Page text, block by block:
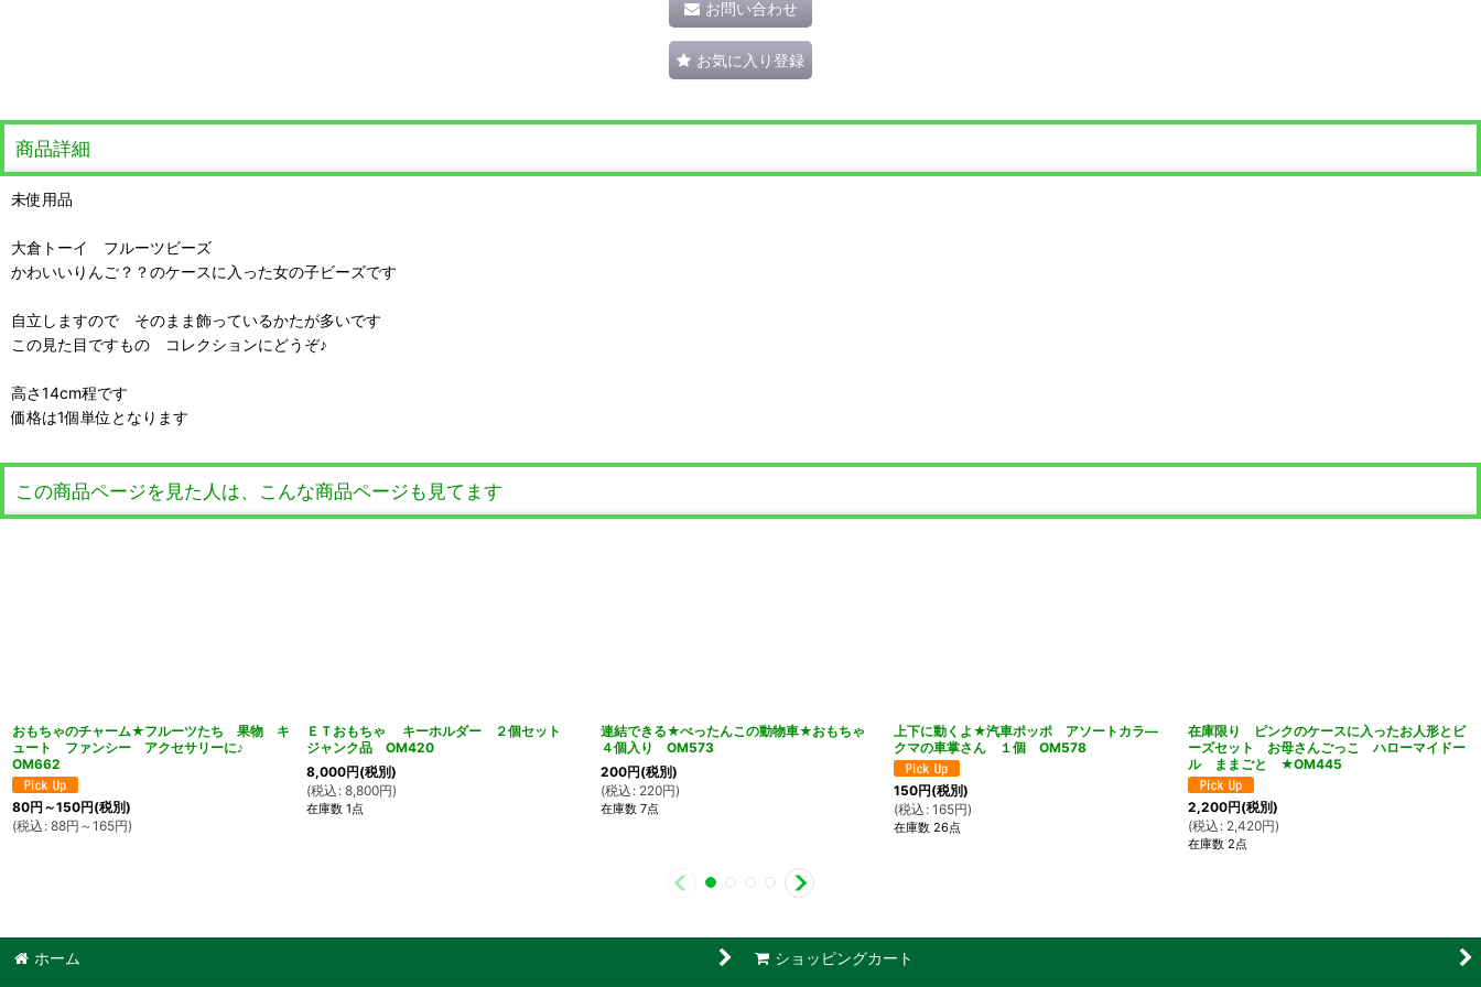
お問い合わせ
お気に入り登録
商品詳細
未使用品
大倉トーイ フルーツビーズ
かわいいりんご？？のケースに入った女の子ビーズです
自立しますので そのまま飾っているかたが多いです
この見た目ですもの コレクションにどうぞ♪
高さ14cm程です
価格は1個単位となります
この商品ページを見た人は、こんな商品ページも見てます
おもちゃのチャーム★フルーツたち 果物 キ
ュート ファンシー アクセサリーに♪
OM662
80円 ～150円(税別)
(税込 : 88円 ～165円)
ＥＴおもちゃ キーホルダー ２個セット
ジャンク品 OM420
8,000円(税別)
(税込 : 8,800円)
在庫数 1点
連結できる★ぺったんこの動物車★おもちゃ
４個入り OM573
200円(税別)
(税込 : 220円)
在庫数 7点
上下に動くよ★汽車ポッポ アソートカラ―
クマの車掌さん １個 OM578
150円(税別)
(税込 : 165円)
在庫数 26点
在庫限り ピンクのケースに入ったお人形とビ
ーズセット お母さんごっこ ハローマイドー
ル ままごと ★OM445
2,200円(税別)
(税込 : 2,420円)
在庫数 2点
ホーム ショッピングカート